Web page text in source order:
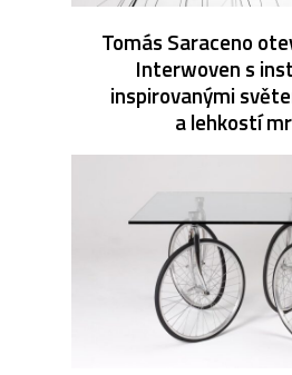
Tomás Saraceno
Interwoven s
inspirovanými
a lehkostí